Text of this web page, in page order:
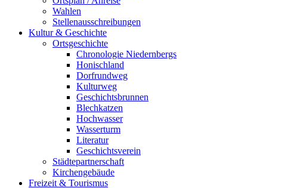
Wahlen
Stellenausschreibungen
Kultur & Geschichte
Ortsgeschichte
Chronologie Niedernbergs
Honischland
Dorfrundweg
Kulturweg
Geschichtsbrunnen
Blechkatzen
Hochwasser
Wasserturm
Literatur
Geschichtsverein
Städtepartnerschaft
Kirchengebäude
Freizeit & Tourismus